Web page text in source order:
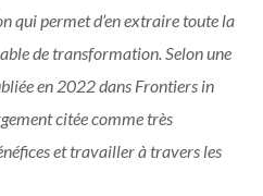
qui permet d’en extraire toute la
de transformation. Selon une
en 2022 dans Frontiers in
citée comme très
et travailler à travers les